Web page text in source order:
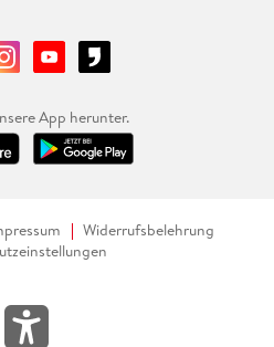
App herunter.
Widerrufsbelehrung